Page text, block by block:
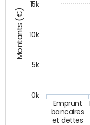
Montants (€)
Emprunt
bancaires
et dettes
0k
5k
10k
15k